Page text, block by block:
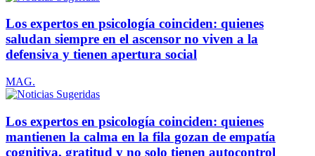
Los expertos en psicología coinciden: quienes
saludan siempre en el ascensor no viven a la
defensiva y tienen apertura social
MAG.
Los expertos en psicología coinciden: quienes
mantienen la calma en la fila gozan de empatía
cognitiva, gratitud y no solo tienen autocontrol